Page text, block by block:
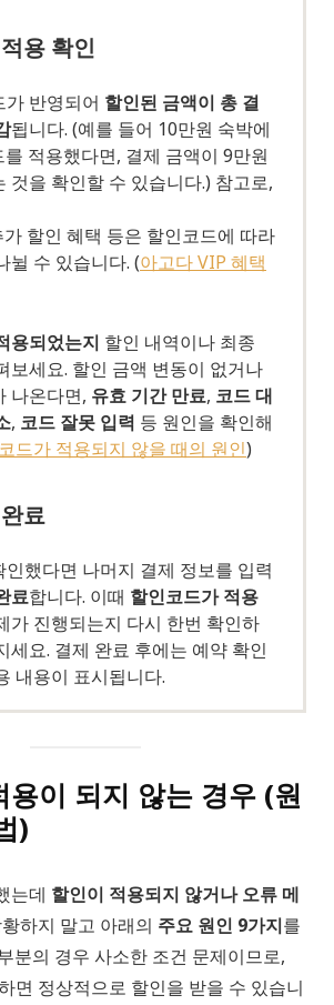
용 확인
반영되어 할인된 금액이 총 결
됩니다. (예를 들어 10만원 숙박에
를 적용했다면, 결제 금액이 9만원
것을 확인할 수 있습니다.) 참고로,
할인 혜택 등은 할인코드에 따라
뉠 수 있습니다. (아고다 VIP 혜택
용되었는지 할인 내역이나 최종
보세요. 할인 금액 변동이 없거나
나온다면, 유효 기간 만료, 코드 대
, 코드 잘못 입력 등 원인을 확인해
드가 적용되지 않을 때의 원인)
료
인했다면 나머지 결제 정보를 입력
료합니다. 이때 할인코드가 적용
가 진행되는지 다시 한번 확인하
세요. 결제 완료 후에는 예약 확인
내용이 표시됩니다.
용이 되지 않는 경우 (원
)
는데 할인이 적용되지 않거나 오류 메
하지 말고 아래의 주요 원인 9가지를
분의 경우 사소한 조건 문제이므로,
면 정상적으로 할인을 받을 수 있습니